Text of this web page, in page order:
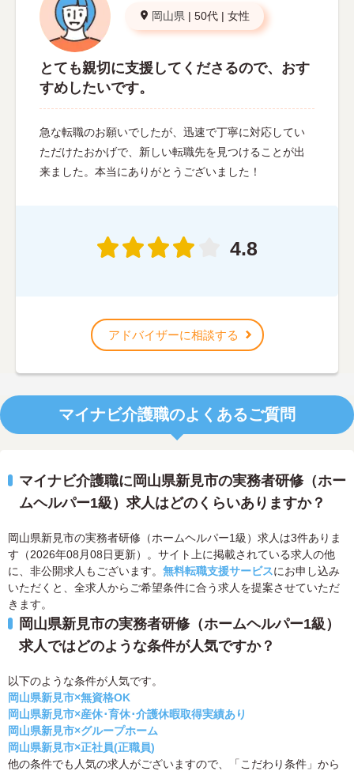
岡山県 | 50代 | 女性
とても親切に支援してくださるので、おす
すめしたいです。
急な転職のお願いでしたが、迅速で丁寧に対応してい
ただけたおかげで、新しい転職先を見つけることが出
来ました。本当にありがとうございました！
4.8
アドバイザーに相談する
マイナビ介護職のよくあるご質問
マイナビ介護職に岡山県新見市の実務者研修（ホー
ムヘルパー1級）求人はどのくらいありますか？
岡山県新見市の実務者研修（ホームヘルパー1級）求人は3件ありま
す（2026年08月08日更新）。サイト上に掲載されている求人の他
に、非公開求人もございます。 無料転職支援サービスにお申し込み
いただくと、全求人からご希望条件に合う求人を提案させていただ
きます。
岡山県新見市の実務者研修（ホームヘルパー1級）
求人ではどのような条件が人気ですか？
以下のような条件が人気です。
岡山県新見市×無資格OK
岡山県新見市×産休･育休･介護休暇取得実績あり
岡山県新見市×グループホーム
岡山県新見市×正社員(正職員)
他の条件でも人気の求人がございますので、「こだわり条件」から